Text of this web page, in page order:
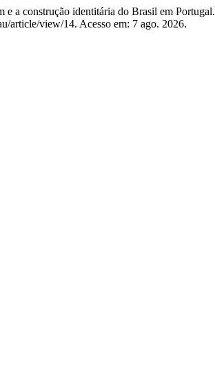
a construção identitária do Brasil em Portugal.
article/view/14. Acesso em: 7 ago. 2026.